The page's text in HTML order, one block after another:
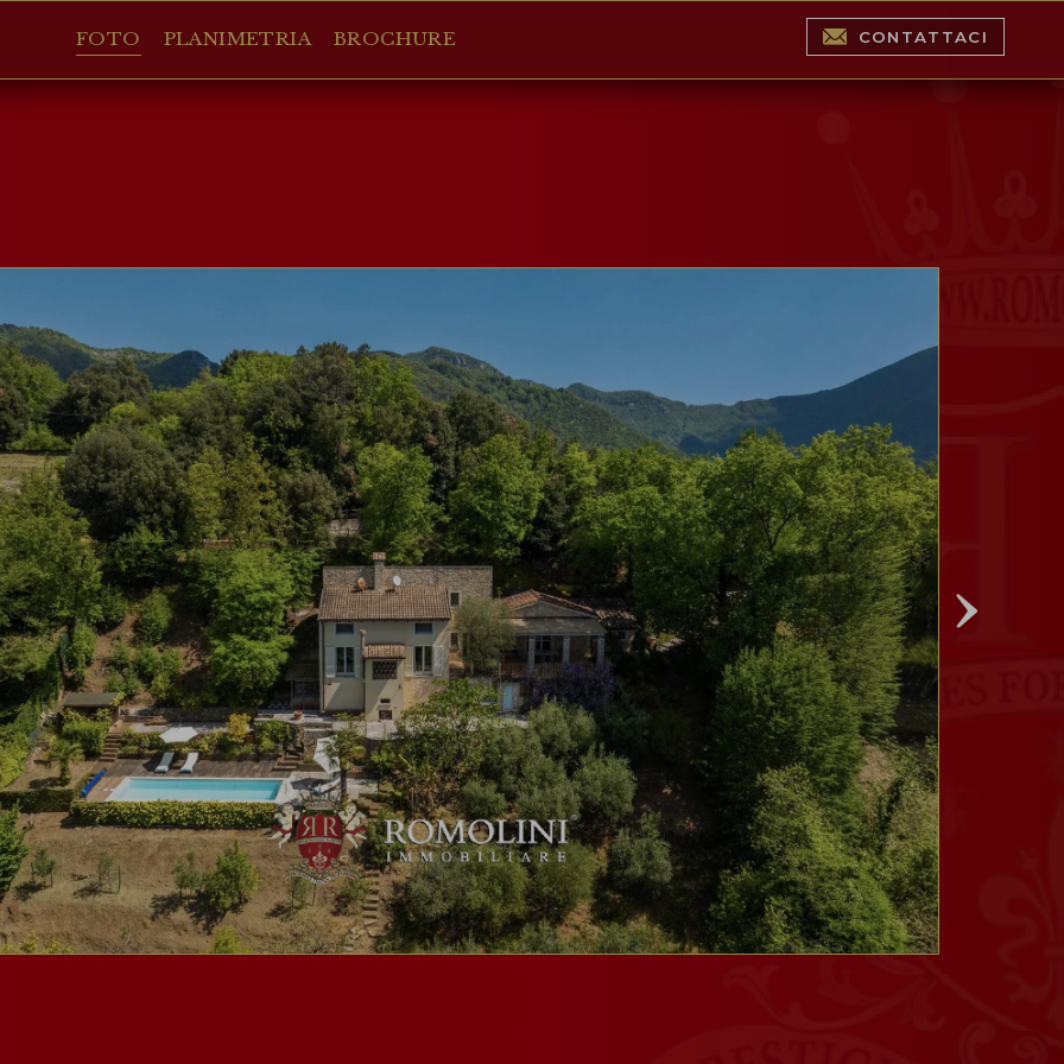
FOTO PLANIMETRIA BROCHURE CONTATTACI